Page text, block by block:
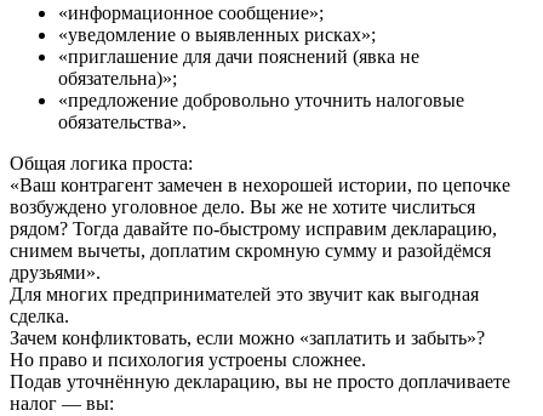
«информационное сообщение»;
«уведомление о выявленных рисках»;
«приглашение для дачи пояснений (явка не
обязательна)»;
«предложение добровольно уточнить налоговые
обязательства».
Общая логика проста:
«Ваш контрагент замечен в нехорошей истории, по цепочке
возбуждено уголовное дело. Вы же не хотите числиться
рядом? Тогда давайте по‑быстрому исправим декларацию,
снимем вычеты, доплатим скромную сумму и разойдёмся
друзьями».
Для многих предпринимателей это звучит как выгодная
сделка.
Зачем конфликтовать, если можно «заплатить и забыть»?
Но право и психология устроены сложнее.
Подав уточнённую декларацию, вы не просто доплачиваете
налог — вы: